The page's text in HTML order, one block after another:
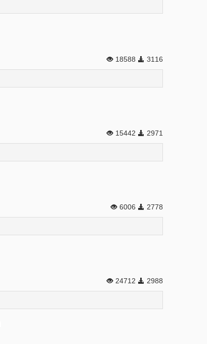
18588 3116
15442 2971
6006 2778
24712 2988